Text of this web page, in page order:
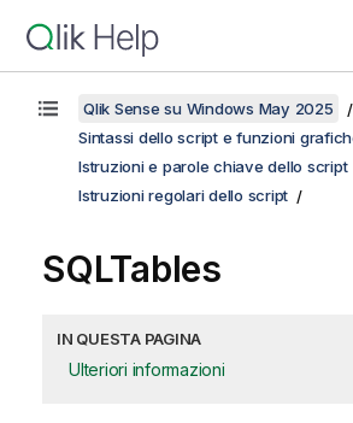
Qlik Sense su Windows May 2025
Sintassi dello script e funzioni
Istruzioni e parole chiave dello script
Istruzioni regolari dello script
SQLTables
IN QUESTA PAGINA
Ulteriori informazioni